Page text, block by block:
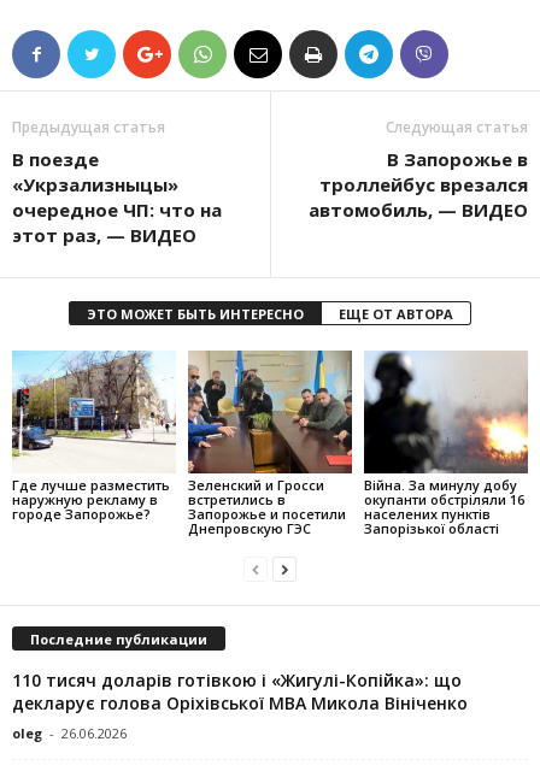
Предыдущая статья
В поезде
«Укрзализныцы»
очередное ЧП: что на
этот раз, — ВИДЕО
Следующая статья
В Запорожье в
троллейбус врезался
автомобиль, — ВИДЕО
ЭТО МОЖЕТ БЫТЬ ИНТЕРЕСНО ЕЩЕ ОТ АВТОРА
Где лучше разместить
наружную рекламу в
городе Запорожье?
Зеленский и Гросси
встретились в
Запорожье и посетили
Днепровскую ГЭС
Війна. За минулу добу
окупанти обстріляли 16
населених пунктів
Запорізької області
Последние публикации
110 тисяч доларів готівкою і «Жигулі-Копійка»: що
декларує голова Оріхівської МВА Микола Вініченко
oleg - 26.06.2026